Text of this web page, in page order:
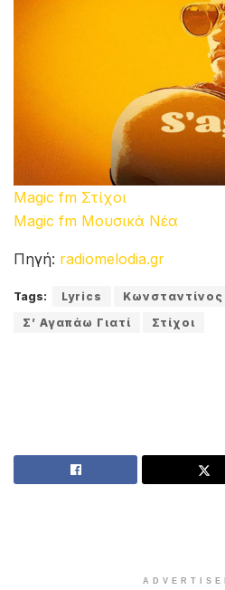
Magic fm Στίχοι
Magic fm Μουσικά Νέα
Πηγή: radiomelodia.gr
Tags: Lyrics
Σ’ Αγαπάω Γιατί
Στίχοι